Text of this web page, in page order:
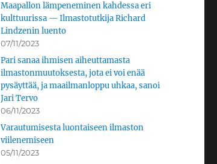
Maapallon lämpeneminen kahdessa eri
kulttuurissa — Ilmastotutkija Richard
Lindzenin luento
07/11/2023
Pari sanaa ihmisen aiheuttamasta
ilmastonmuutoksesta, jota ei voi enää
pysäyttää, ja maailmanloppu uhkaa, sanoi
Jari Tervo
06/11/2023
Varautumisesta luontaiseen ilmaston
viilenemiseen
05/11/2023